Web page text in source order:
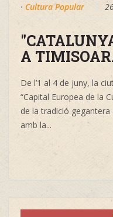
· Cultura Popular
A
De l’1 al 4 de juny, la
“Capital Europea de la
de la tradició gegantera
amb la...